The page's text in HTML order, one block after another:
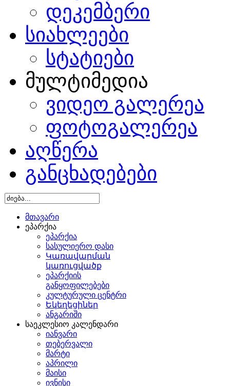
დეკემბერი
სიახლეები
სტატიები
მულტიმედია
ვიდეო გალერეა
ფოტოგალერეა
აღწერა
განცხადებები
მთავარი
ეპარქია
ეპარქია
სასულიერო დასი
Կառավարման
կառուցվածք
ეპარქიის
განყოფილებები
კულტურული ცენტრი
Եկեղեցիներ
ანგარიში
საეკლესიო კალენდარი
იანვარი
თებერვალი
მარტი
აპრილი
მაისი
ივნისი